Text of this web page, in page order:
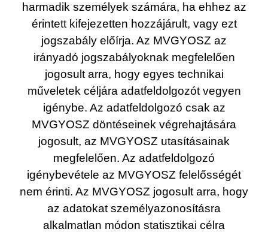
harmadik személyek számára, ha ehhez az
érintett kifejezetten hozzájárult, vagy ezt
jogszabály előírja. Az MVGYOSZ az
irányadó jogszabályoknak megfelelően
jogosult arra, hogy egyes technikai
műveletek céljára adatfeldolgozót vegyen
igénybe. Az adatfeldolgozó csak az
MVGYOSZ döntéseinek végrehajtására
jogosult, az MVGYOSZ utasításainak
megfelelően. Az adatfeldolgozó
igénybevétele az MVGYOSZ felelősségét
nem érinti. Az MVGYOSZ jogosult arra, hogy
az adatokat személyazonosításra
alkalmatlan módon statisztikai célra